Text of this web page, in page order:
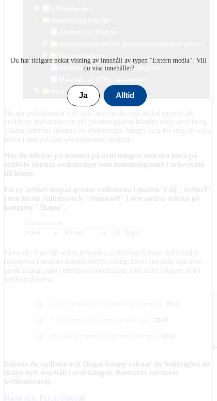
Du har tidigare nekat visning av innehåll av typen "Extern media". Vill
du visa innehållet?
Ja Alltid
Du når avdelningen som ska bära på din nya artikel genom att
veckla ut trädstrukturen via plusknapparna framför varje avdelning.
Trädstrukturens hierarki av avdelningar återger steg för steg de olika
leden i den publika webbplatsens struktur.
När du klickar på namnet på avdelningen som ska bära på
artikeln öppnas avdelningen som inmatningsmall i arbetsytan
till höger.
En ny artikel skapas genom rullistorna i mallen. Välj "Artikel"
i den första rullisten och "Standard" i den andra. Klicka på
knappen "Skapa".
Finns det innehåll sedan tidigare i avdelningen listas detta under
rullistorna i mallens innehållsförteckning. Detta innehåll kan avse
såväl artiklar som ytterligare avdelningar som leder djupare ned i
webbstrukturen.
Saknar du rullistor och Skapa-knapp saknar du behörighet att
skapa nytt innehåll i avdelningen. Kontakta närmaste
webbansvarig.
Nästa steg: Fliken Innehåll